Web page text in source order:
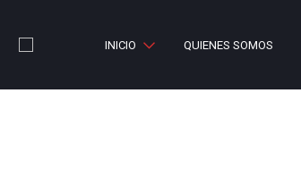
INICIO QUIENES SOMOS